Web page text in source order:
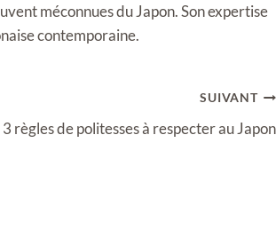
méconnues du Japon. Son expertise
contemporaine.
SUIVANT
3 règles de politesses à respecter au Japon